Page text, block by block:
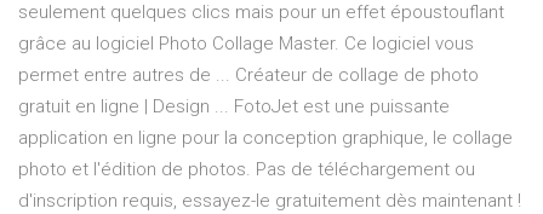
seulement quelques clics mais pour un effet époustouflant
grâce au logiciel Photo Collage Master. Ce logiciel vous
permet entre autres de ... Créateur de collage de photo
gratuit en ligne | Design ... FotoJet est une puissante
application en ligne pour la conception graphique, le collage
photo et l'édition de photos. Pas de téléchargement ou
d'inscription requis, essayez-le gratuitement dès maintenant !